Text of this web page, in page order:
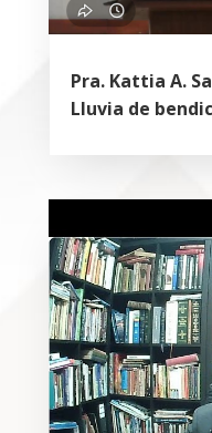
Pra. Kattia A.
Lluvia de